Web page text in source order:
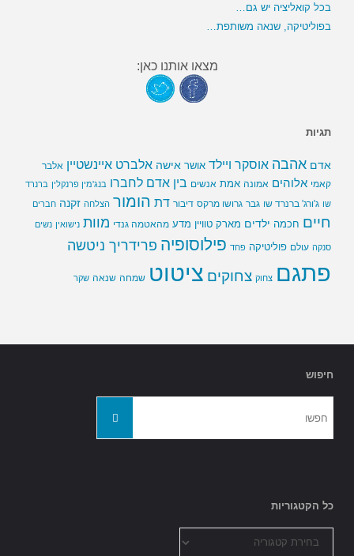
בכל קואליציה יש גם…
בפוליטיקה, שנאה משותפת…
מצאו אותנו כאן:
תגיות
אדם אהבה אוסקר ויילד אושר אישה אלברט איינשטיין אלבר
קאמי אלוהים אמונה אמת אנשים בין אדם לחברו בנג'מין פרנקלין ברנרד
שו ג'ורג' ברנרד שו גבר גרושו מרקס דיבור דת הומור הצלחה זקנה חברים
חיים חכמה ילדים מארק טוויין מדע מהאטמה גנדי מוות נישואין נשים
סנקה עולם פוליטיקה פחד פילוסופיה פרידריך ניטשה
פתגם צחוק צחוקים ציטוט שמחה שנאה שקר
חיפוש
חפשו
כל הקטגוריות
הקטגוריות